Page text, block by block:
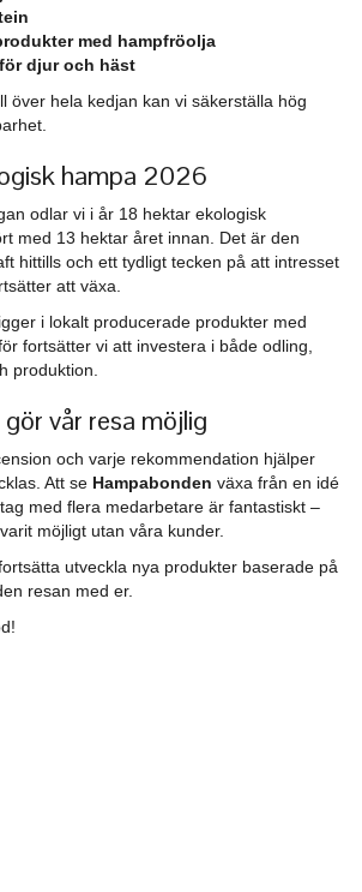
med hampfröolja
djur och häst
över hela kedjan kan vi säkerställa hög
hampa 2026
odlar vi i år 18 hektar ekologisk
med 13 hektar året innan. Det är den
hittills och ett tydligt tecken på att intresset
att växa.
i lokalt producerade produkter med
fortsätter vi att investera i både odling,
produktion.
vår resa möjlig
och varje rekommendation hjälper
Att se Hampabonden växa från en idé
med flera medarbetare är fantastiskt –
möjligt utan våra kunder.
utveckla nya produkter baserade på
resan med er.